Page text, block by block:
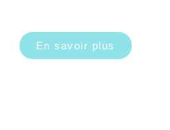
En savoir plus